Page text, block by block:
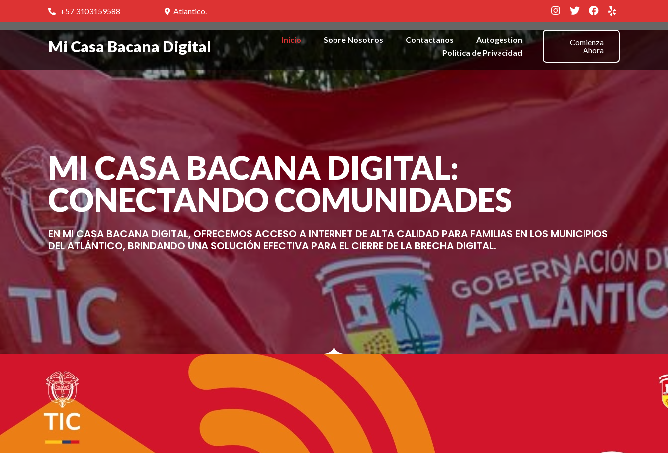
+57 3103159588 Atlantico.
Mi Casa Bacana Digital Inicio Sobre Nosotros Contactanos
Autogestion
Politica de Privacidad
Comienza
Ahora
MI CASA BACANA DIGITAL:
CONECTANDO COMUNIDADES
EN MI CASA BACANA DIGITAL, OFRECEMOS ACCESO A INTERNET DE ALTA CALIDAD PARA FAMILIAS EN LOS MUNICIPIOS
DEL ATLÁNTICO, BRINDANDO UNA SOLUCIÓN EFECTIVA PARA EL CIERRE DE LA BRECHA DIGITAL.